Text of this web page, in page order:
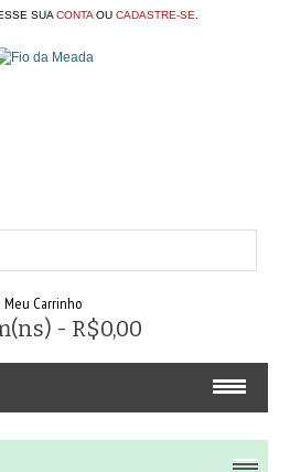
SUA CONTAOU CADASTRE-SE
Meu Carrinho
- R$0,00